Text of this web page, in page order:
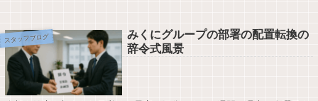
スタッフブログ
みくにグループの部署の配置転換の
辞令式風景